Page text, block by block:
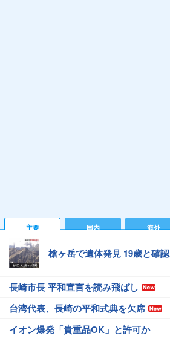
主要 国内 海外
槍ヶ岳で遺体発見 19歳と確認
長崎市長 平和宣言を読み飛ばし
台湾代表、長崎の平和式典を欠席
イオン爆発「貴重品OK」と許可か